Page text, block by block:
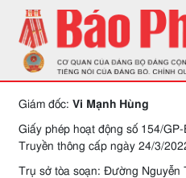
Giám đốc: Vi Mạnh Hùng
Giấy phép hoạt động số 154/
Truyền thông cấp ngày 24/3/
Trụ sở tòa soạn: Đường